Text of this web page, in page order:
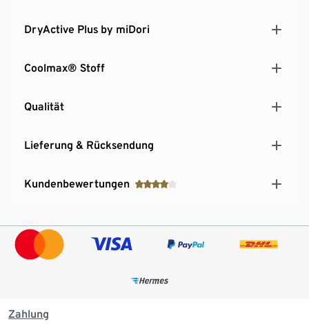
DryActive Plus by miDori
Coolmax® Stoff
Qualität
Lieferung & Rücksendung
Kundenbewertungen
Zahlung